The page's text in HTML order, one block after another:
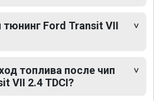
Ford Transit VII
топлива после чип
VII 2.4 TDCI?